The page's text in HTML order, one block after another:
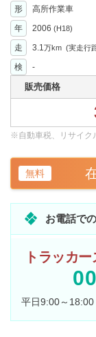
形 高所作業車
年
2006 (H18)
走 3.1万km (実走行
検
-
販売価格
※自動車税、リサイク
無料
お電話で
トラッカ
平日9:00～18:00